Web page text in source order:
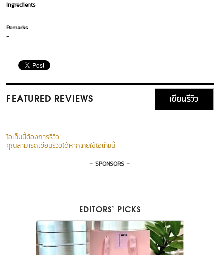
Ingredients
-
Remarks
-
FEATURED REVIEWS เขียนรีวิว
ไอเท็มนี้ต้องการรีวิว
คุณสามารถเขียนรีวิวได้หากเคยใช้ไอเท็มนี้
- SPONSORS -
EDITORS’ PICKS